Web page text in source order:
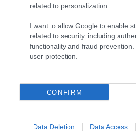
related to personalization.
I want to allow Google to enable
related to security, including
functionality and fraud
user protection.
CONFIRM
Data Deletion Data Access
NÉPI NAPTÁR NYOMÁBAN